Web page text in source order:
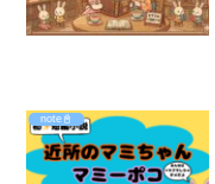
note📓